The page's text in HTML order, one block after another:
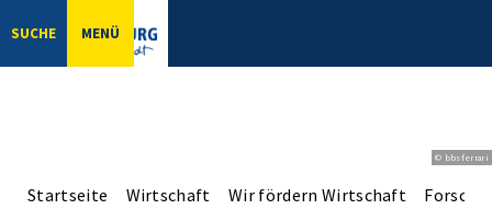
SUCHE MENÜ
© bbsferrari
Startseite Wirtschaft Wir fördern Wirtschaft